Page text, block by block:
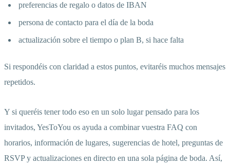
preferencias de regalo o datos de IBAN
persona de contacto para el día de la boda
actualización sobre el tiempo o plan B, si hace falta
Si respondéis con claridad a estos puntos, evitaréis muchos mensajes
repetidos.
Y si queréis tener todo eso en un solo lugar pensado para los
invitados, YesToYou os ayuda a combinar vuestra FAQ con
horarios, información de lugares, sugerencias de hotel, preguntas de
RSVP y actualizaciones en directo en una sola página de boda. Así,